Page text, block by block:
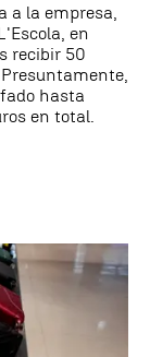
a la empresa,
en
recibir 50
hasta
en total.